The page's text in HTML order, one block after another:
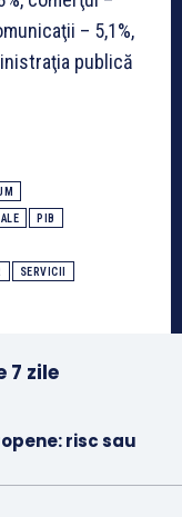
– 5,1%,
publică
PIB
SERVICII
7 zile
risc sau